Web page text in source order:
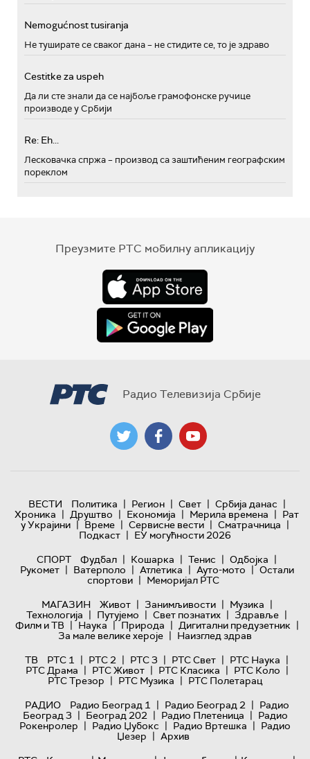
Nemogućnost tusiranja
Не туширате се сваког дана – не стидите се, то је здраво
Cestitke za uspeh
Да ли сте знали да се најбоље грамофонске ручице
производе у Србији
Re: Eh...
Лесковачка спржа – производ са заштићеним географским
пореклом
Преузмите РТС мобилну апликацију
Радио Телевизија Србије
ВЕСТИ Политика | Регион | Свет | Србија данас |
Хроника | Друштво | Економија | Мерила времена | Рат
у Украјини | Време | Сервисне вести | Сматрачница |
Подкаст | ЕУ могућности 2026
СПОРТ
Фудбал | Кошарка | Тенис | Одбојка |
Рукомет | Ватерполо | Атлетика | Ауто-мото | Остали
спортови | Меморијал РТС
МАГАЗИН
Живот | Занимљивости | Музика |
Технологијa | Путујемо | Свет познатих | Здравље |
Филм и ТВ | Наука | Природа | Дигитални предузетник |
За мале велике хероје | Наизглед здрав
ТВ
РТС 1 | РТС 2 | РТС 3 | РТС Свет | РТС Наука |
РТС Драма | РТС Живот | РТС Класика | РТС Коло |
РТС Трезор | РТС Музика | РТС Полетарац
РАДИО
Радио Београд 1 | Радио Београд 2 | Радио
Београд 3 | Београд 202 | Радио Плетеница | Радио
Рокенролер | Радио Џубокс | Радио Вртешка | Радио
Џезер | Архив